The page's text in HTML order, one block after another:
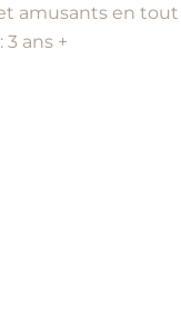
amusants en
ans +